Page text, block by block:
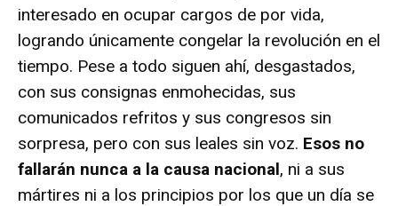
interesado en ocupar cargos de por vida,
logrando únicamente congelar la revolución en el
tiempo. Pese a todo siguen ahí, desgastados,
con sus consignas enmohecidas, sus
comunicados refritos y sus congresos sin
sorpresa, pero con sus leales sin voz. Esos no
fallarán nunca a la causa nacional, ni a sus
mártires ni a los principios por los que un día se